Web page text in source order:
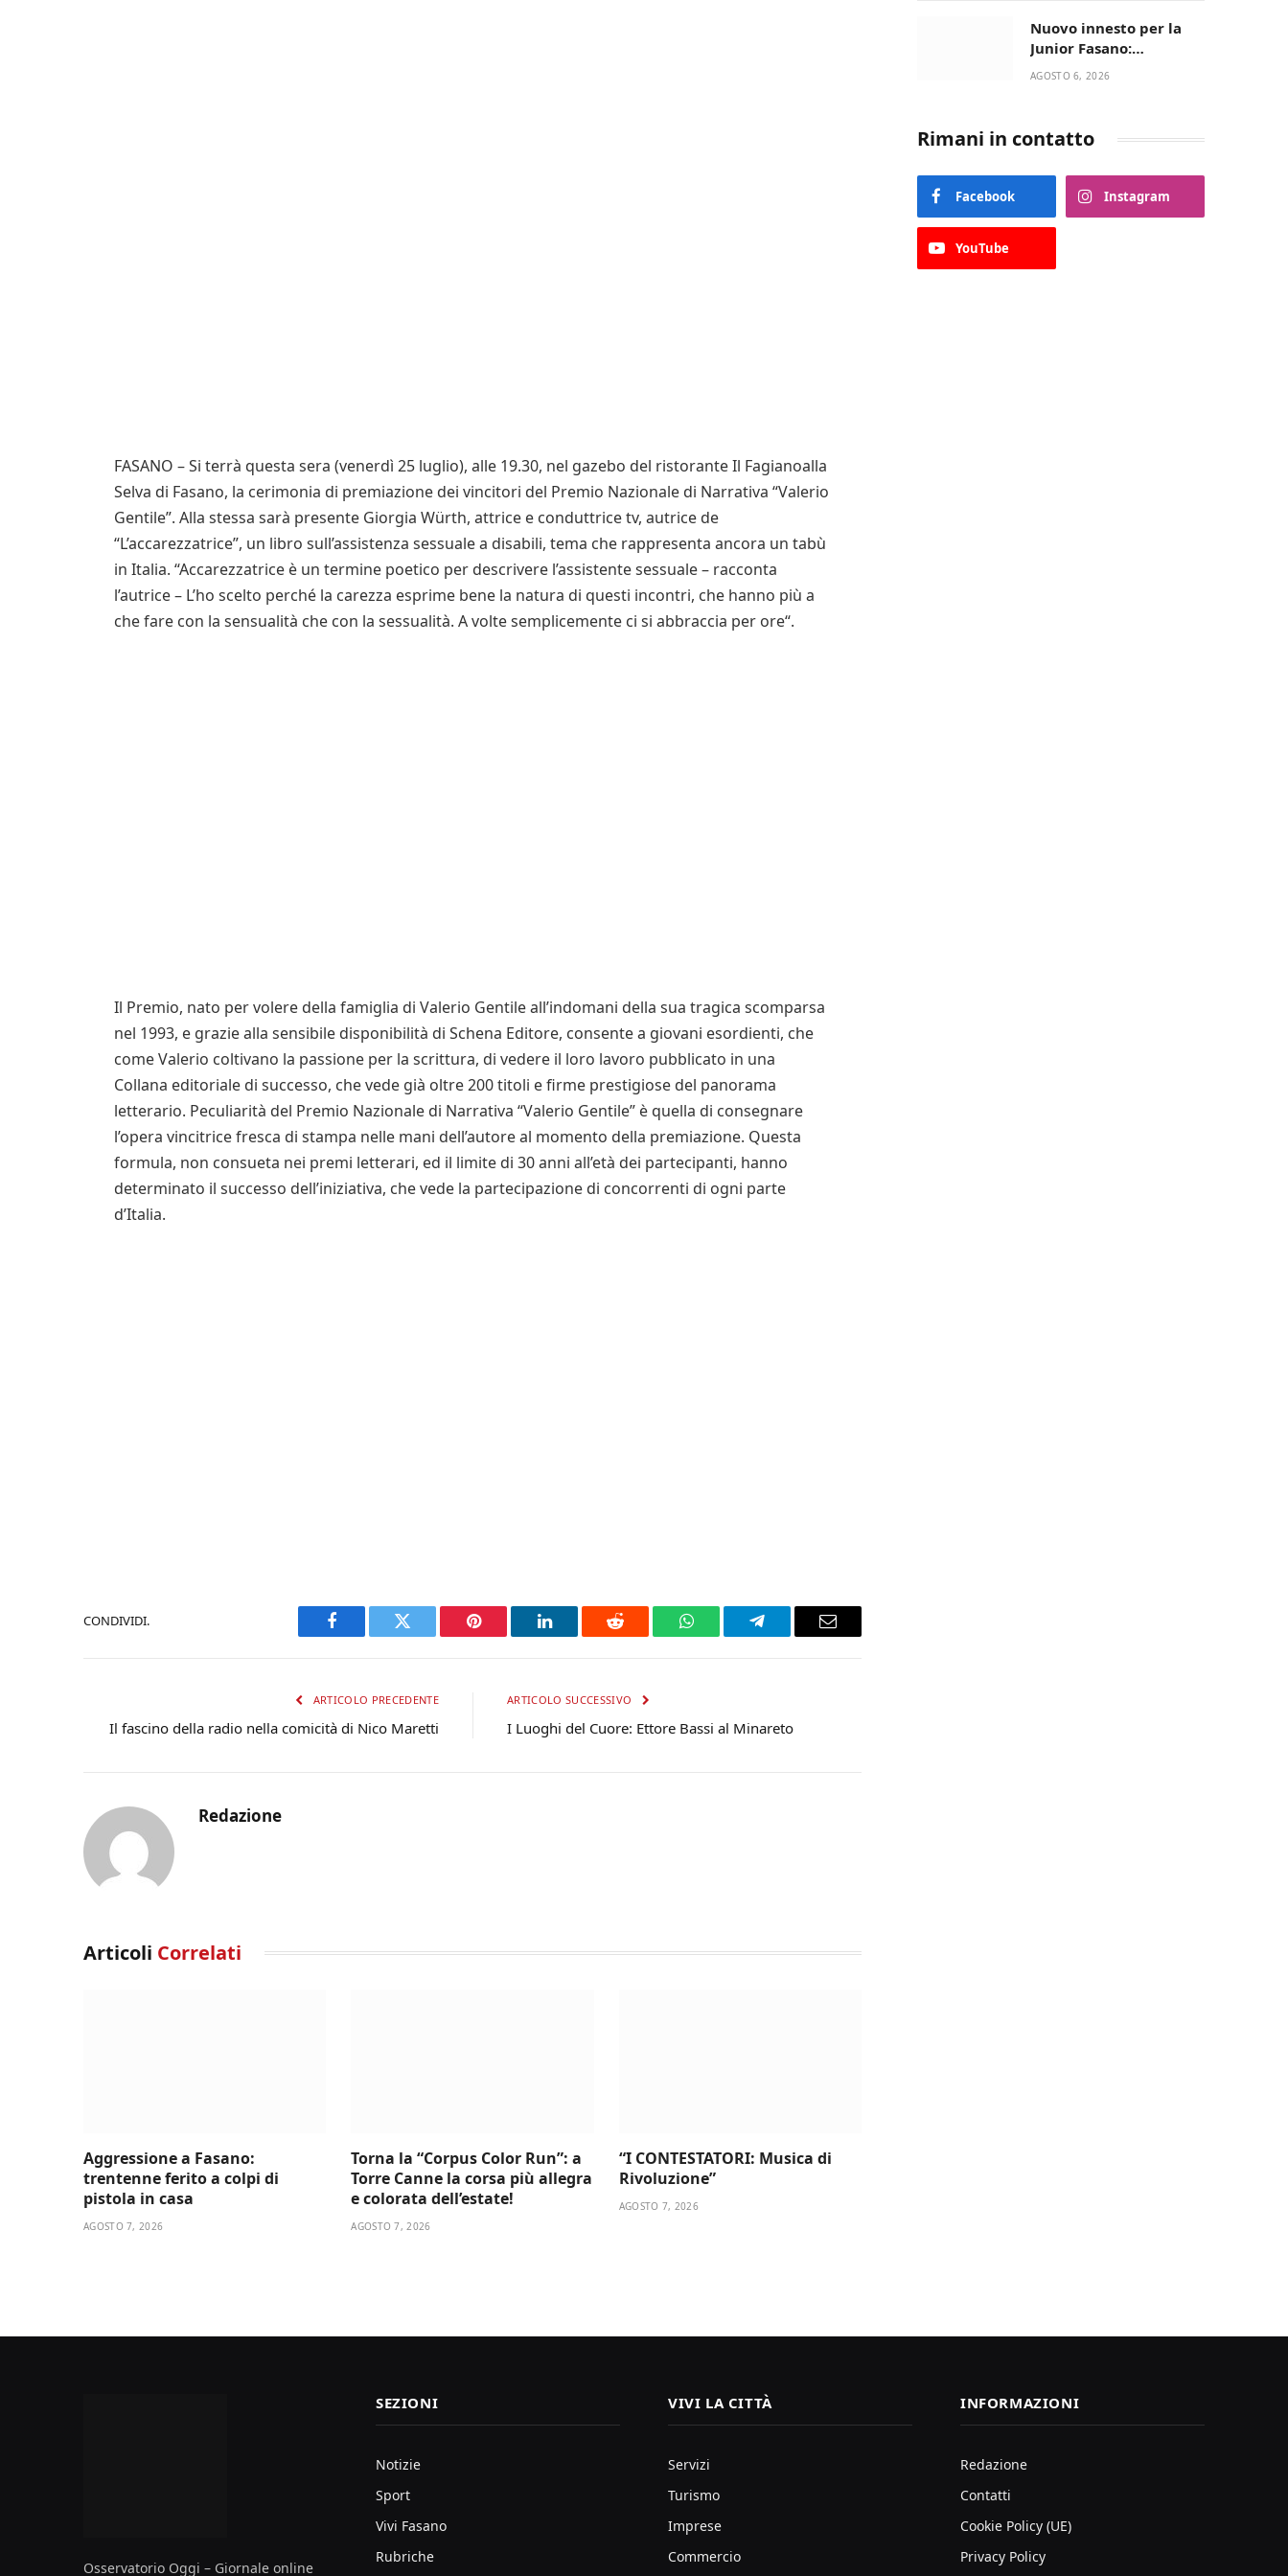
FASANO – Si terrà questa sera (venerdì 25 luglio), alle 19.30, nel gazebo del ristorante Il Fagianoalla
Selva di Fasano, la cerimonia di premiazione dei vincitori del Premio Nazionale di Narrativa “Valerio
Gentile”. Alla stessa sarà presente Giorgia Würth, attrice e conduttrice tv, autrice de
“L’accarezzatrice”, un libro sull’assistenza sessuale a disabili, tema che rappresenta ancora un tabù
in Italia. “Accarezzatrice è un termine poetico per descrivere l’assistente sessuale – racconta
l’autrice – L’ho scelto perché la carezza esprime bene la natura di questi incontri, che hanno più a
che fare con la sensualità che con la sessualità. A volte semplicemente ci si abbraccia per ore“.
Il Premio, nato per volere della famiglia di Valerio Gentile all’indomani della sua tragica scomparsa
nel 1993, e grazie alla sensibile disponibilità di Schena Editore, consente a giovani esordienti, che
come Valerio coltivano la passione per la scrittura, di vedere il loro lavoro pubblicato in una
Collana editoriale di successo, che vede già oltre 200 titoli e firme prestigiose del panorama
letterario. Peculiarità del Premio Nazionale di Narrativa “Valerio Gentile” è quella di consegnare
l’opera vincitrice fresca di stampa nelle mani dell’autore al momento della premiazione. Questa
formula, non consueta nei premi letterari, ed il limite di 30 anni all’età dei partecipanti, hanno
determinato il successo dell’iniziativa, che vede la partecipazione di concorrenti di ogni parte
d’Italia.
CONDIVIDI.
Facebook Twitter Pinterest LinkedIn Reddit WhatsAppTelegram Email
ARTICOLO PRECEDENTE
Il fascino della radio nella comicità di Nico Maretti
ARTICOLO SUCCESSIVO
I Luoghi del Cuore: Ettore Bassi al Minareto
Redazione
Articoli Correlati
Aggressione a Fasano:
trentenne ferito a colpi di
pistola in casa
AGOSTO 7, 2026
Torna la “Corpus Color Run”: a
Torre Canne la corsa più allegra
e colorata dell’estate!
AGOSTO 7, 2026
“I CONTESTATORI: Musica di
Rivoluzione”
AGOSTO 7, 2026
Nuovo innesto per la
Junior Fasano:
ingaggiato il
AGOSTO 6, 2026
Rimani in contatto
Facebook Instagram
YouTube
Osservatorio Oggi – Giornale online
SEZIONI
Notizie
Sport
Vivi Fasano
Rubriche
VIVI LA CITTÀ
Servizi
Turismo
Imprese
Commercio
INFORMAZIONI
Redazione
Contatti
Cookie Policy (UE)
Privacy Policy